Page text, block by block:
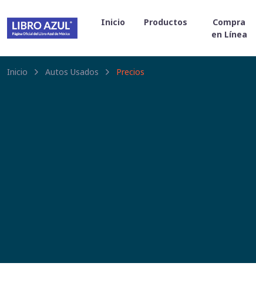
Inicio Productos
Compra
en Línea
Inicio Autos Usados Precios